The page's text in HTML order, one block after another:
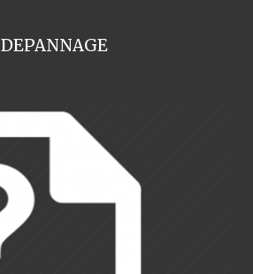
DEPANNAGE